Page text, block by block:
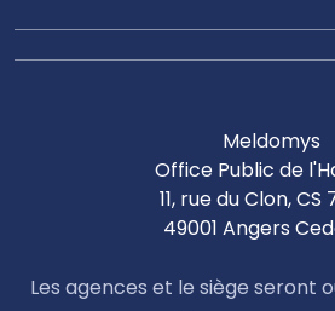
Meldomys
Office Public de
11, rue du Clon, CS
49001 Angers
Les agences et le siège seront